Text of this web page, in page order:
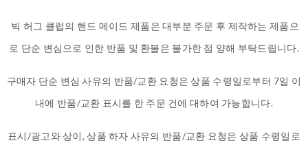
빅 허그 클럽의 핸드 메이드 제품은 대부분 주문 후 제작하는 제품으
로 단순 변심으로 인한 반품 및 환불은 불가한 점 양해 부탁드립니다.
구매자 단순 변심 사유의 반품/교환 요청은 상품 수령일로부터 7일 이
내에 반품/교환 표시를 한 주문 건에 대하여 가능합니다.
표시/광고와 상이, 상품 하자 사유의 반품/교환 요청은 상품 수령일로